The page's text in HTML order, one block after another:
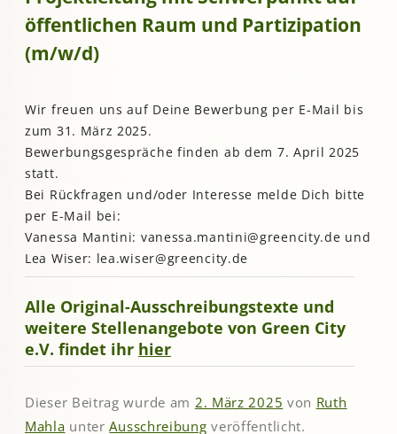
öffentlichen Raum und Partizipation
(m/w/d)
Wir freuen uns auf Deine Bewerbung per E-Mail bis
zum 31. März 2025.
Bewerbungsgespräche finden ab dem 7. April 2025
statt.
Bei Rückfragen und/oder Interesse melde Dich bitte
per E-Mail bei:
Vanessa Mantini: vanessa.mantini@greencity.de und
Lea Wiser: lea.wiser@greencity.de
Alle Original-Ausschreibungstexte und
weitere Stellenangebote von Green City
e.V. findet ihr hier
Dieser Beitrag wurde am 2. März 2025 von Ruth
Mahla unterAusschreibung veröffentlicht.